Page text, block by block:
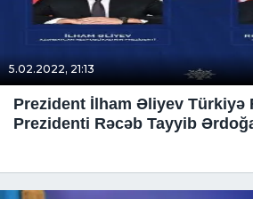
5.02.2022, 21:13
Prezident İlham Əliyev Türkiyə
Prezidenti Rəcəb Tayyib